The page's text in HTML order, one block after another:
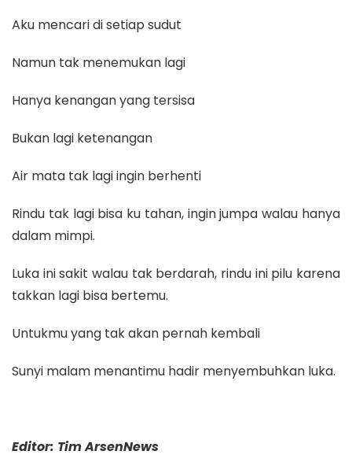
Aku mencari di setiap sudut
Namun tak menemukan lagi
Hanya kenangan yang tersisa
Bukan lagi ketenangan
Air mata tak lagi ingin berhenti
Rindu tak lagi bisa ku tahan, ingin jumpa walau hanya
dalam mimpi.
Luka ini sakit walau tak berdarah, rindu ini pilu karena
takkan lagi bisa bertemu.
Untukmu yang tak akan pernah kembali
Sunyi malam menantimu hadir menyembuhkan luka.
Editor: Tim ArsenNews